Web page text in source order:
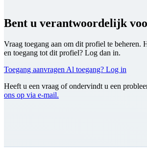
Bent u verantwoordelijk
Vraag toegang aan om dit profiel te beheren.
en toegang tot dit profiel? Log dan in.
Toegang aanvragen Al toegang? Log in
Heeft u een vraag of ondervindt u een
ons op via e-mail.